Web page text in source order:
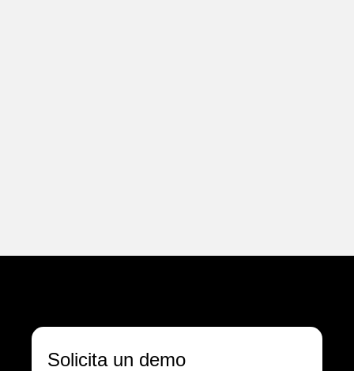
Solicita un demo